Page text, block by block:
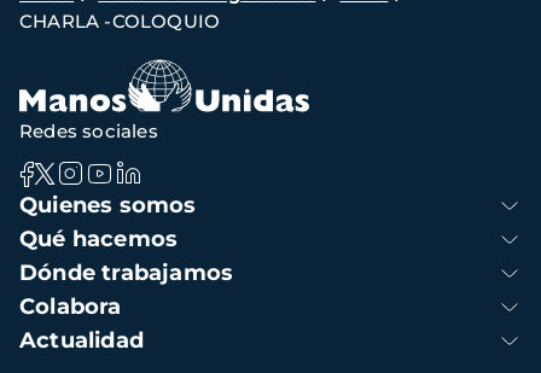
de
navegación
CHARLA -COLOQUIO
Navegación
principal
Quienes somos
Qué hacemos
Dónde trabajamos
Colabora
Actualidad
Redes sociales